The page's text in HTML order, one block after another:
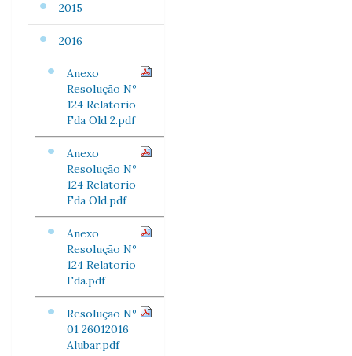
2015
2016
Anexo
Resolução Nº
124 Relatorio
Fda Old 2.pdf
Anexo
Resolução Nº
124 Relatorio
Fda Old.pdf
Anexo
Resolução Nº
124 Relatorio
Fda.pdf
Resolução Nº
01 26012016
Alubar.pdf